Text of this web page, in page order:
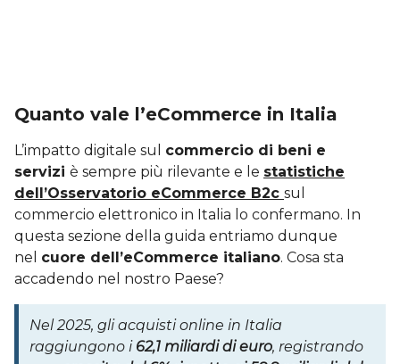
Quanto vale l’eCommerce in Italia
L’impatto digitale sul commercio di beni e
servizi è sempre più rilevante e le statistiche
dell’Osservatorio eCommerce B2c sul
commercio elettronico in Italia lo confermano. In
questa sezione della guida entriamo dunque
nel cuore dell’eCommerce italiano. Cosa sta
accadendo nel nostro Paese?
Nel 2025, gli acquisti online in Italia
raggiungono i 62,1 miliardi di euro, registrando